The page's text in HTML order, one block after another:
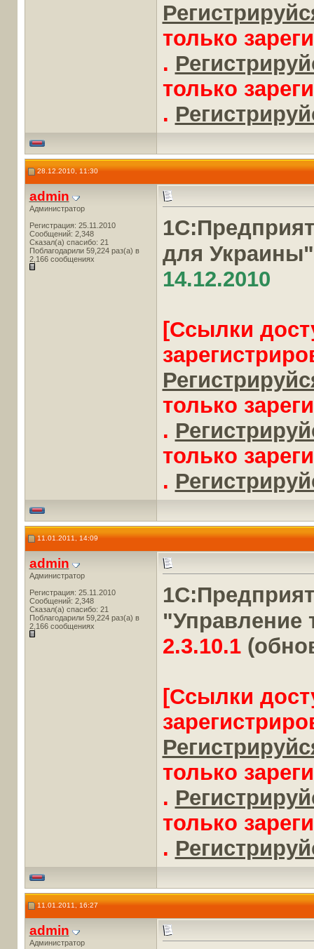
только
.
только
.
28.12.2010, 11:30
admin
Администратор
Регистрация: 25.11.2010
Сообщений: 2,348
Сказал(а) спасибо: 21
Поблагодарили 59,224 раз(а) в
2,166 сообщениях
для
14.12.2010
[Ссылки
только
.
только
.
11.01.2011, 14:09
admin
Администратор
Регистрация: 25.11.2010
Сообщений: 2,348
Сказал(а) спасибо: 21
Поблагодарили 59,224 раз(а) в
2,166 сообщениях
"Управление
2.3.10.1
[Ссылки
только
.
только
.
11.01.2011, 16:27
admin
Администратор